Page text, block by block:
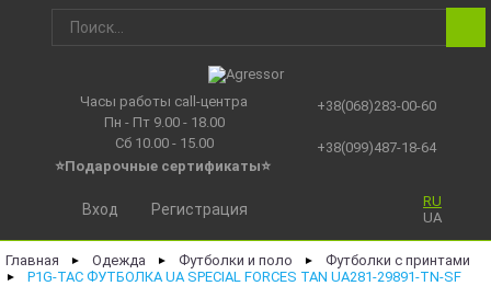
Часы работы call-центра
Пн - Пт 9.00 - 18.00
Сб 10.00 - 15.00
⭐Подарочные сертификаты⭐
+38(068)283-00-60
+38(099)487-18-64
RU
UA
Вход Регистрация
Главная ► Одежда ► Футболки и поло ► Футболки с принтами
► P1G-TAC ФУТБОЛКА UA SPECIAL FORCES TAN UA281-29891-TN-SF